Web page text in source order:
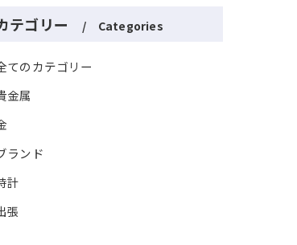
テゴリー Categories
てのカテゴリー
金属
ランド
計
張